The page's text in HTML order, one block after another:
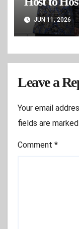
Daerah
JUN 11, 2026
Leave a
Your email
fields are marked
Comment *